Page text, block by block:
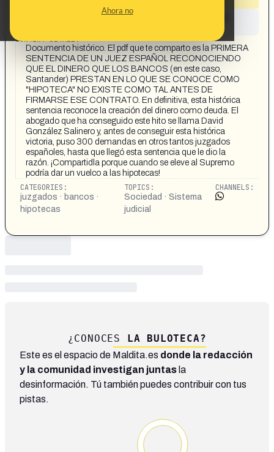
Ahora no
This content has not yet been investigated by the
CONTENT DETAIL:
Documento histórico. El pdf que te comparto es la PRIMERA
SENTENCIA DE UN JUEZ ESPAÑOL RECONOCIENDO
QUE EL DINERO QUE LOS BANCOS (en este caso,
Santander) PRESTAN EN LO QUE SE CONOCE COMO
"HIPOTECA" NO EXISTE COMO TAL ANTES DE
FIRMARSE ESE CONTRATO. En definitiva, esta histórica
sentencia reconoce la creación del dinero como deuda. El
abogado que ha conseguido este hito se llama David
González Salinero y, antes de conseguir esta histórica
victoria, puso 300 demandas en otros tantos juzgados
españoles, hasta que llegó esta sentencia que le dio la
razón. ¡Compartidla porque cuando se eleve al Supremo
podría dar un vuelco a las hipotecas!
CATEGORIES:
juzgados · bancos ·
hipotecas
TOPICS:
Sociedad · Sistema
judicial
CHANNELS:
¿CONOCES LA BULOTECA?
Este es el espacio de Maldita.es donde la redacción
y la comunidad investigan juntas la
desinformación. Tú también puedes contribuir con tus
pistas.